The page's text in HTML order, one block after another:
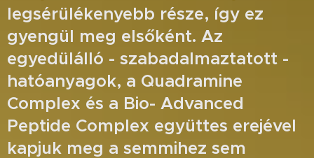
legsérülékenyebb része, így ez
gyengül meg elsőként. Az
egyedülálló - szabadalmaztatott -
hatóanyagok, a Quadramine
Complex és a Bio- Advanced
Peptide Complex együttes erejével
kapjuk meg a semmihez sem